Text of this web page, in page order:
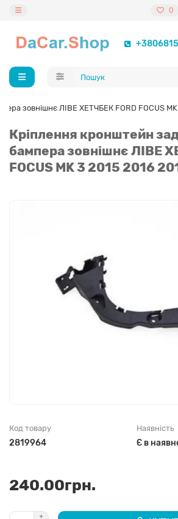
0
зовнішнє ЛІВЕ ХЕТЧБЕК FORD FOCUS
Кріплення кронштейн
бампера зовнішнє ЛІВЕ
FOCUS MK 3 2015 2016
Код товару
2819964
Наявність
Є в
240.00грн.